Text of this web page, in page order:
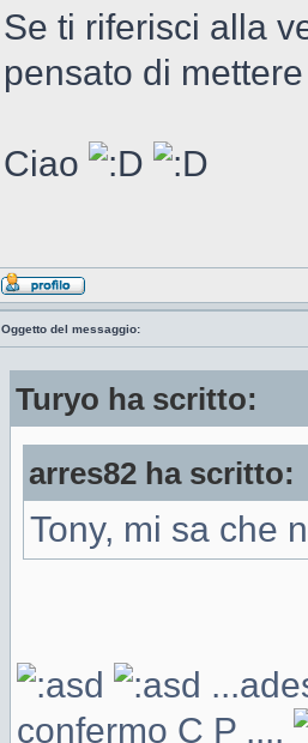
Se ti riferisci alla
pensato di
Ciao
Oggetto del messaggio:
Turyo ha scritto:
arres82 ha scritto:
Tony, mi sa che
confermo C P ....